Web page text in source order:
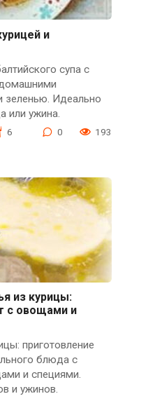
и
супа с
зеленью. Идеально
или ужина.
6 0 193
из курицы:
с овощами и
приготовление
блюда с
и специями.
и ужинов.